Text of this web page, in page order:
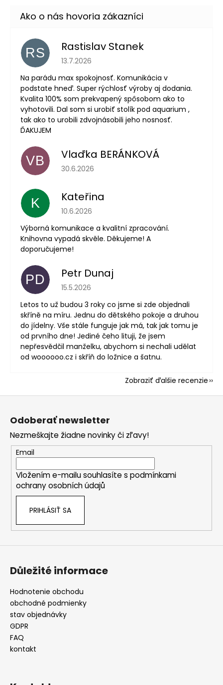
RS Rastislav Stanek
Hodnotenie obchodu je 5 z 5 hviezdičiek.
13.7.2026
Na parádu max spokojnosť. Komunikácia v
podstate hneď. Super rýchlosť výroby aj dodania.
Kvalita 100% som prekvapený spôsobom ako to
vyhotovili. Dal som si urobiť stolík pod aquarium ,
tak ako to urobili zdvojnásobili jeho nosnosť.
ĎAKUJEM
VB Vlaďka BERÁNKOVÁ
Hodnotenie obchodu je 5 z 5 hviezdičiek.
30.6.2026
K Kateřina
Hodnotenie obchodu je 5 z 5 hviezdičiek.
10.6.2026
Výborná komunikace a kvalitní zpracování.
Knihovna vypadá skvěle. Děkujeme! A
doporučujeme!
PD Petr Dunaj
Hodnotenie obchodu je 5 z 5 hviezdičiek.
15.5.2026
Letos to už budou 3 roky co jsme si zde objednali
skříně na míru. Jednu do dětského pokoje a druhou
do jídelny. Vše stále funguje jak má, tak jak tomu je
od prvního dne! Jediné čeho lituji, že jsem
nepřesvědčil manželku, abychom si nechali udělat
od woooooo.cz i skříň do ložnice a šatnu.
Zobraziť ďalšie recenzie
Z
Odoberať newsletter
Nezmeškajte žiadne novinky či zľavy!
Email
Vložením e-mailu souhlasíte s podmínkami
ochrany osobních údajů
PRIHLÁSIŤ SA
Důležité informace
Hodnotenie obchodu
obchodné podmienky
stav objednávky
GDPR
FAQ
kontakt